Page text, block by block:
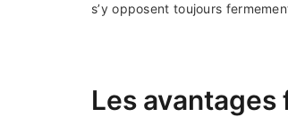
s’y opposent toujours
Les avantages